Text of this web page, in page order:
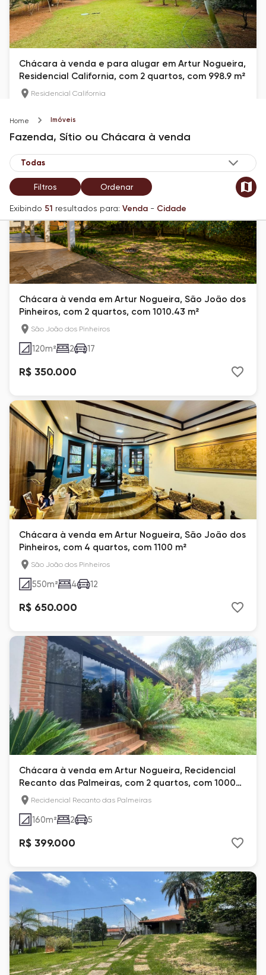
Home Imóveis
Fazenda, Sítio ou Chácara à venda
Filtros Ordenar
Exibindo 51 resultados para: Venda - Cidade
Chácara à venda e para alugar em Artur Nogueira,
Residencial California, com 2 quartos, com 998.9 m²
Residencial California
R$ 450.000
Chácara à venda em Artur Nogueira, São João dos
Pinheiros, com 2 quartos, com 1010.43 m²
São João dos Pinheiros
120m² 2 17
R$ 350.000
Chácara à venda em Artur Nogueira, São João dos
Pinheiros, com 4 quartos, com 1100 m²
São João dos Pinheiros
550m² 4 12
R$ 650.000
Chácara à venda em Artur Nogueira, Recidencial
Recanto das Palmeiras, com 2 quartos, com 1000
m² Recidencial Recanto das Palmeiras
160m² 2 5
R$ 399.000